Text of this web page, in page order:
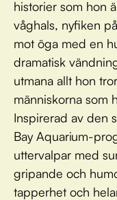
historier som hon
våghals, nyfiken
mot öga med en
dramatisk
utmana allt hon
människorna som
Inspirerad av den
Bay Aquarium-
uttervalpar med
gripande och
tapperhet och